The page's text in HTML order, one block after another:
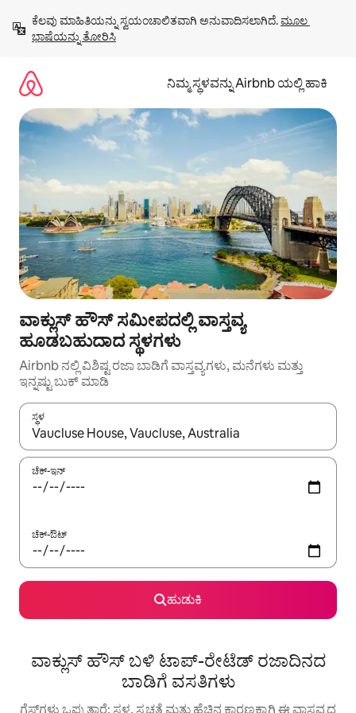
ಹೋಗಿ
ಕೆಲವು ಮಾಹಿತಿಯನ್ನು ಸ್ವಯಂಚಾಲಿತವಾಗಿ ಅನುವಾದಿಸಲಾಗಿದೆ. ಮೂಲ
ಭಾಷೆಯನ್ನು ತೋರಿಸಿ
ನಿಮ್ಮ ಸ್ಥಳವನ್ನು Airbnb ಯಲ್ಲಿ ಹಾಕಿ
ವಾಕ್ಲುಸ್ ಹೌಸ್ ಸಮೀಪದಲ್ಲಿ ವಾಸ್ತವ್ಯ
ಹೂಡಬಹುದಾದ ಸ್ಥಳಗಳು
Airbnb ನಲ್ಲಿ ವಿಶಿಷ್ಟ ರಜಾ ಬಾಡಿಗೆ ವಾಸ್ತವ್ಯಗಳು, ಮನೆಗಳು ಮತ್ತು
ಇನ್ನಷ್ಟು ಬುಕ್ ಮಾಡಿ
ಸ್ಥಳ
ಫಲಿತಾಂಶಗಳು ಲಭ್ಯವಿರುವಾಗ, ಅಪ್ ಮತ್ತು ಡೌನ್ ಬಾಣದ ಕೀಲಿಗಳೊಂದಿಗೆ
ಚೆಕ್-ಇನ್
ಚೆಕ್-ಔಟ್
ಹುಡುಕಿ
ವಾಕ್ಲುಸ್ ಹೌಸ್ ಬಳಿ ಟಾಪ್-ರೇಟೆಡ್ ರಜಾದಿನದ
ಬಾಡಿಗೆ ವಸತಿಗಳು
ಗೆಸ್ಟ್‌ಗಳು ಒಪ್ಪುತ್ತಾರೆ: ಸ್ಥಳ, ಸ್ವಚ್ಛತೆ ಮತ್ತು ಹೆಚ್ಚಿನ ಕಾರಣಕ್ಕಾಗಿ ಈ ವಾಸ್ತವ್ಯದ